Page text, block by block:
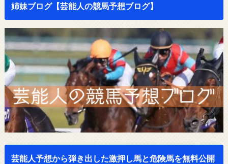
姉妹ブログ【芸能人の競馬予想ブログ】
芸能人予想から弾き出した激押し馬と危険馬を無料公開